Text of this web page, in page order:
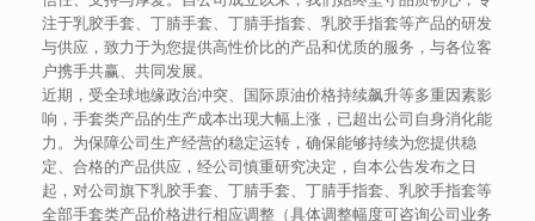
注于乳胶手套、丁腈手套、丁腈手指套、乳胶手指套等产品的研发
与供应，致力于为您提供高性价比的产品和优质的服务，与各位客
户携手共赢、共同发展。
近期，受全球地缘政治冲突、国际原油价格持续飙升等多重因素影
响，手套类产品的生产成本出现大幅上涨，已超出公司自身消化能
力。为保障公司生产经营的稳定运转，确保能够持续为您提供稳
定、合格的产品供应，经公司慎重研究决定，自本公告发布之日
起，对公司旗下乳胶手套、丁腈手套、丁腈手指套、乳胶手指套等
全部手套类产品价格进行相应调整（具体调整幅度可咨询公司业务